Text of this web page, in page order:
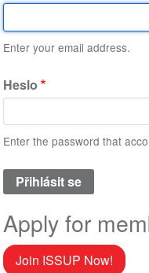
Enter your email address.
Heslo
Enter the password that
Apply for
Join ISSUP Now!